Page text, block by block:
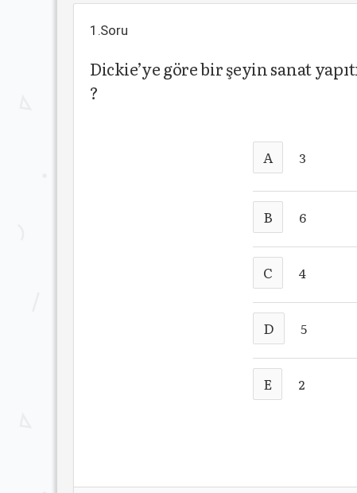
1.Soru
Dickie’ye göre bir şeyin sanat
?
A 3
B 6
C 4
D 5
E 2